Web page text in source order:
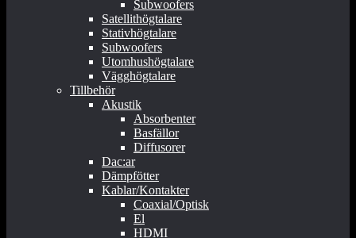
Subwoofers
Satellithögtalare
Stativhögtalare
Subwoofers
Utomhushögtalare
Vägghögtalare
Tillbehör
Akustik
Absorbenter
Basfällor
Diffusorer
Dac:ar
Dämpfötter
Kablar/Kontakter
Coaxial/Optisk
El
HDMI